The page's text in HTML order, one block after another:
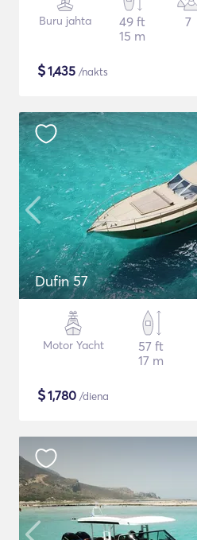
Buru jahta
49 ft
15 m
7
$1,435 /nakts
Dufin 57
Motor Yacht
57 ft
17 m
$1,780 /diena